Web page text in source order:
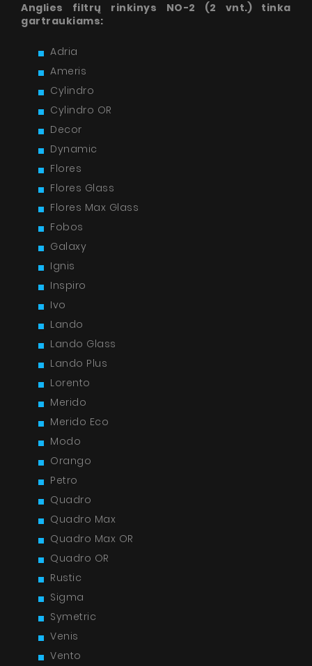
Anglies filtrų rinkinys NO-2 (2 vnt.) tinka
gartraukiams:
Adria
Ameris
Cylindro
Cylindro OR
Decor
Dynamic
Flores
Flores Glass
Flores Max Glass
Fobos
Galaxy
Ignis
Inspiro
Ivo
Lando
Lando Glass
Lando Plus
Lorento
Merido
Merido Eco
Modo
Orango
Petro
Quadro
Quadro Max
Quadro Max OR
Quadro OR
Rustic
Sigma
Symetric
Venis
Vento